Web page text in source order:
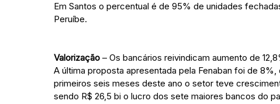
Em Santos o percentual é de 95% de unidades
Peruíbe.
Valorização – Os bancários reivindicam aumento de
A última proposta apresentada pela Fenaban foi de
primeiros seis meses deste ano o setor teve
sendo R$ 26,5 bi o lucro dos sete maiores bancos do